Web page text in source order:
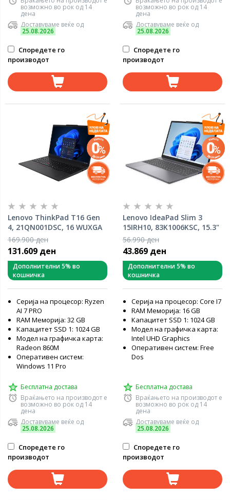
возможно во рок од 14
дена
Доставуваме веќе од
25.08.2026
Споредете го
производот
возможно во рок од 14
дена
Доставуваме веќе од
25.08.2026
Споредете го
производот
Lenovo ThinkPad T16 Gen
4, 21QN001DSC, 16 WUXGA
IPS 400nits, AMD Ryzen AI 7
PRO 350, 32GB RAM, 1TB
PCIe NVMe SSD, AMD
Radeon 860M Graphics,
Windows 11 Pro, лаптоп
169.900 ден
131.609 ден
Дополнителни 5% во
кошничка
Серија на процесор: Ryzen
AI 7 PRO
RAM Меморија: 32 GB
Капацитет SSD 1: 1024 GB
Модел на графичка карта:
Radeon 860M
Оперативен систем:
Windows 11 Pro
Бесплатна достава
Враќањето на производот е
возможно во рок од 14
дена
Доставуваме веќе од
25.08.2026
Споредете го
производот
Lenovo IdeaPad Slim 3
15IRH10, 83K1006KSC, 15.3"
WUXGA IPS, Intel Core i7
13620H, 16GB RAM, 1TB
SSD, Intel UHD Graphics,
FreeDOS, лаптоп
56.990 ден
43.869 ден
Дополнителни 5% во
кошничка
Серија на процесор: Core I7
RAM Меморија: 16 GB
Капацитет SSD 1: 1024 GB
Модел на графичка карта:
Intel UHD Graphics
Оперативен систем: Free
Dos
Бесплатна достава
Враќањето на производот е
возможно во рок од 14
дена
Доставуваме веќе од
25.08.2026
Споредете го
производот